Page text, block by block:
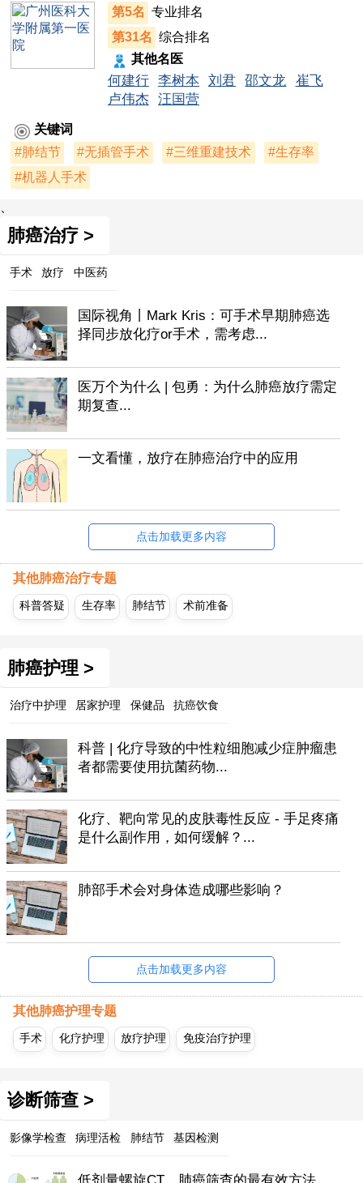
第5名 专业排名
第31名 综合排名
其他名医
何建行 李树本 刘君 邵文龙
崔飞
卢伟杰 汪国营
关键词
#肺结节
#无插管手术 #三维重建技术
#生存率
#机器人手术
肺癌治疗 >
手术 放疗 中医药
国际视角丨Mark Kris：可手术早期肺癌选
择同步放化疗or手术，需考虑...
医万个为什么 | 包勇：为什么肺癌放疗需定
期复查...
一文看懂，放疗在肺癌治疗中的应用
点击加载更多内容
其他肺癌治疗专题
科普答疑 生存率 肺结节 术前准备
肺癌护理 >
治疗中护理 居家护理 保健品 抗癌饮食
科普 | 化疗导致的中性粒细胞减少症肿瘤患
者都需要使用抗菌药物...
化疗、靶向常见的皮肤毒性反应 - 手足疼痛
是什么副作用，如何缓解？...
肺部手术会对身体造成哪些影响？
点击加载更多内容
其他肺癌护理专题
手术 化疗护理 放疗护理 免疫治疗护理
诊断筛查 >
影像学检查 病理活检 肺结节 基因检测